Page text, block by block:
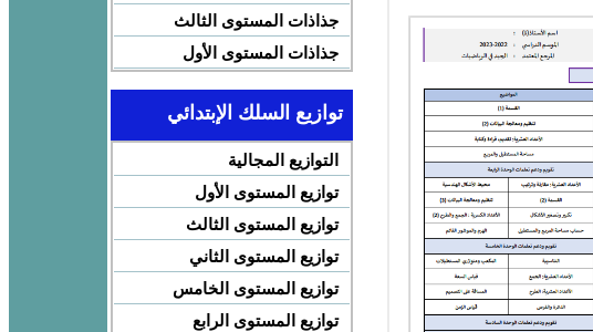
جذاذات المستوى الثالث
جذاذات المستوى الأول
توازيع السلك الإبتدائي
التوازيع المجالية
توازيع المستوى الأول
توازيع المستوى الثالث
توازيع المستوى الثاني
توازيع المستوى الخامس
توازيع المستوى الرابع